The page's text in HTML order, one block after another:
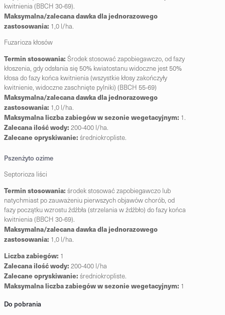
kwitnienia (BBCH 30-69).
Maksymalna/zalecana dawka dla jednorazowego
zastosowania: 1,0 l/ha.
Fuzarioza kłosów
Termin stosowania: Środek stosować zapobiegawczo, od fazy
kłoszenia, gdy odsłania się 50% kwiatostanu widoczne jest 50%
kłosa do fazy końca kwitnienia (wszystkie kłosy zakończyły
kwitnienie, widoczne zaschnięte pylniki) (BBCH 55-69)
Maksymalna/zalecana dawka dla jednorazowego
zastosowania: 1,0 l/ha.
Maksymalna liczba zabiegów w sezonie wegetacyjnym: 1.
Zalecana ilość wody: 200-400 l/ha.
Zalecane opryskiwanie: średniokropliste.
Pszenżyto ozime
Septorioza liści
Termin stosowania: środek stosować zapobiegawczo lub
natychmiast po zauważeniu pierwszych objawów chorób, od
fazy początku wzrostu źdźbła (strzelania w źdźbło) do fazy końca
kwitnienia (BBCH 30-69).
Maksymalna/zalecana dawka dla jednorazowego
zastosowania: 1,0 l/ha.
Liczba zabiegów: 1
Zalecana ilość wody: 200-400 l/ha
Zalecane opryskiwanie: średniokropliste.
Maksymalna liczba zabiegów w sezonie wegetacyjnym: 1
Do pobrania